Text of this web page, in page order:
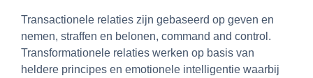
Transactionele relaties zijn gebaseerd op geven en
nemen, straffen en belonen, command and control.
Transformationele relaties werken op basis van
heldere principes en emotionele intelligentie waarbij